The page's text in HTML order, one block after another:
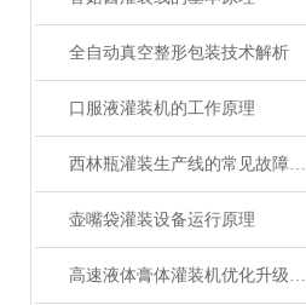
全自动真空整形包装技术解析
口服液灌装机的工作原理
西林瓶灌装生产线的常见故障及应对要点
壶嘴袋灌装设备运行原理
高速液体膏体灌装机优化升级，打造高效灌装生产线！